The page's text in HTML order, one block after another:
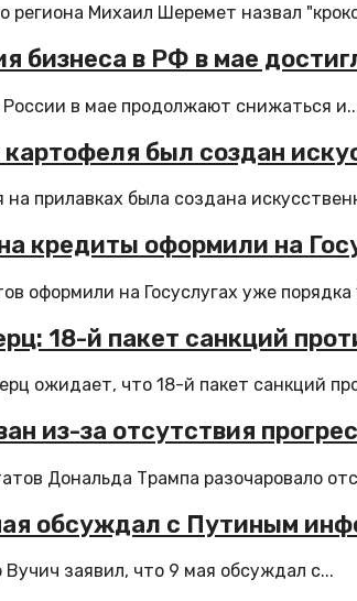
региона Михаил Шеремет назвал
бизнеса в РФ в мае
в мае продолжают снижаться
был создан
прилавках была создана
кредиты оформили на
оформили на Госуслугах уже порядка
18-й пакет санкций
ожидает, что 18-й пакет санкций
из-за отсутствия
Дональда Трампа разочаровало
обсуждал с Путиным
заявил, что 9 мая обсуждал с...